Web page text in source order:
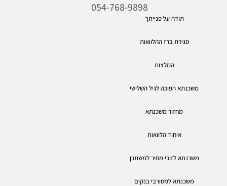
תודה על פנייתך
סגירת ברז ההלוואות
המלצות
משכנתא הפוכה לגיל השלישי
מחזור משכנתא
איחוד הלוואות
משכנתא לזוכי מחיר למשתכן
משכנתא למסורבי בנקים
054-768-9898